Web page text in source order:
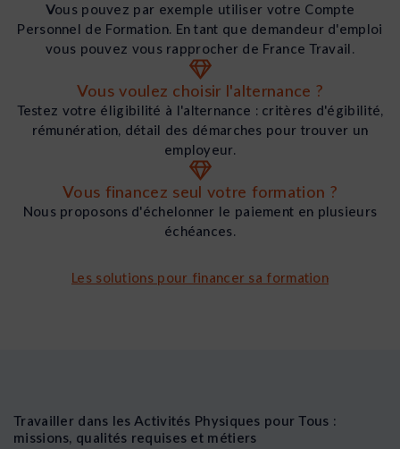
Vous pouvez par exemple utiliser votre Compte
Personnel de Formation. En tant que demandeur d'emploi
vous pouvez vous rapprocher de France Travail.
Vous voulez choisir l'alternance ?
Testez votre éligibilité à l'alternance : critères d'égibilité,
rémunération, détail des démarches pour trouver un
employeur.
Vous financez seul votre formation ?
Nous proposons d'échelonner le paiement en plusieurs
échéances.
Les solutions pour financer sa formation
Travailler dans les Activités Physiques pour Tous :
missions, qualités requises et métiers